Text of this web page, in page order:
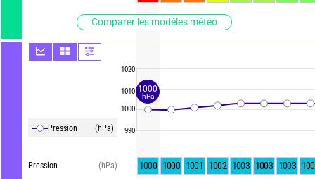
Comparer les modèles météo
Pression (hPa)
Pression
(hPa)
1020
1010
1000
990
1000 1000 1001 1002 1003 1003 1003
1000
hPa